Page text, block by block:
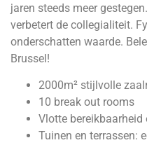
jaren steeds meer
verbetert de collegialiteit.
onderschatten waarde.
Brussel!
2000m² stijlvolle
10 break out rooms
Vlotte bereikbaarheid
Tuinen en terrassen: